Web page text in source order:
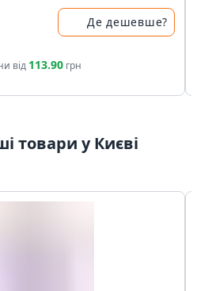
Де дешевше?
від 113.90 грн
товари у Києві